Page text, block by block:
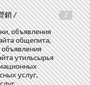
銷 /
2
объявления
общепита,
утильсырья
услуг,